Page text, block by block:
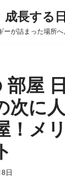
長する
ーが詰まった場所へ
部屋
次に
！メ
日